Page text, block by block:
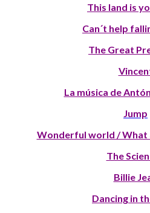
This land is
Can´t help
The Great
La música de
Jump
Wonderful world /
The
Billie
Dancing in